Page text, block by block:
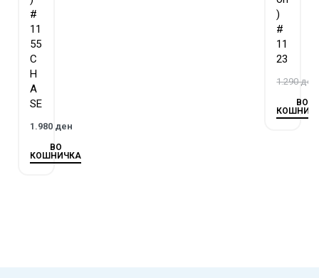
#
11
55
C
H
A
SE
1.980 ден
ВО
КОШНИЧКА
)
#
11
23
1.290ден
ВО